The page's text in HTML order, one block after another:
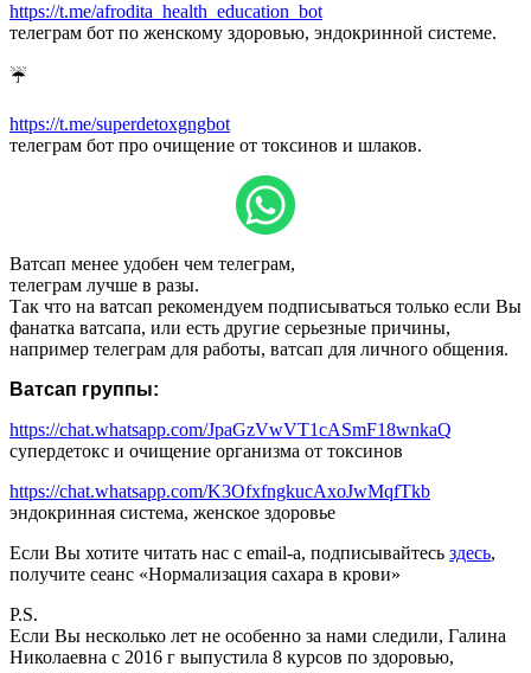
https://t.me/afrodita_health_education_bot
телеграм бот по женскому здоровью, эндокринной системе.
☔️
https://t.me/superdetoxgngbot
телеграм бот про очищение от токсинов и шлаков.
Ватсап менее удобен чем телеграм,
телеграм лучше в разы.
Так что на ватсап рекомендуем подписываться только если Вы
фанатка ватсапа, или есть другие серьезные причины,
например телеграм для работы, ватсап для личного общения.
Ватсап группы:
https://chat.whatsapp.com/JpaGzVwVT1cASmF18wnkaQ
супердетокс и очищение организма от токсинов
https://chat.whatsapp.com/K3OfxfngkucAxoJwMqfTkb
эндокринная система, женское здоровье
Если Вы хотите читать нас с email-а, подписывайтесь здесь,
получите сеанс «Нормализация сахара в крови»
P.S.
Если Вы несколько лет не особенно за нами следили, Галина
Николаевна с 2016 г выпустила 8 курсов по здоровью,